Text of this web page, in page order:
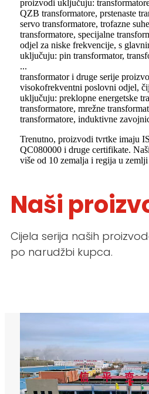
proizvodi uključuju:
QZB transformatore, prstenaste
servo transformatore, trofazne
transformatore, specijalne
odjel za niske frekvencije, s
uključuju: pin transformator,
...
transformator i druge serije
visokofrekventni poslovni odjel,
uključuju: preklopne energetske
transformatore, mrežne
transformatore, induktivne
Trenutno, proizvodi tvrtke imaju
QC080000 i druge certifikate.
više od 10 zemalja i regija u
Naši
Cijela serija naših
po narudžbi kupca.